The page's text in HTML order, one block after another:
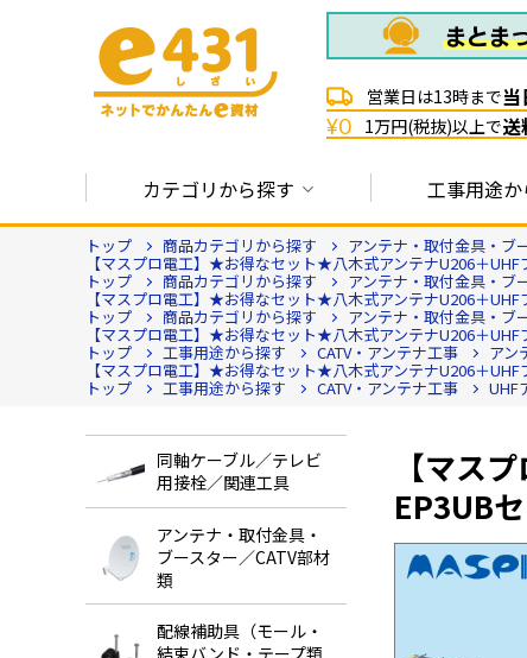
営業日は13時まで当
¥0 1万円(税抜)以上で送
カテゴリから探す 工事用途
トップ 商品カテゴリから探す アンテナ・取付金具・ブ
【マスプロ電工】★お得なセット★八木式アンテナU206＋UHF
トップ 商品カテゴリから探す アンテナ・取付金具・ブ
【マスプロ電工】★お得なセット★八木式アンテナU206＋UHF
トップ 商品カテゴリから探す アンテナ・取付金具・ブ
【マスプロ電工】★お得なセット★八木式アンテナU206＋UHF
トップ 工事用途から探す CATV・アンテナ工事 アン
【マスプロ電工】★お得なセット★八木式アンテナU206＋UHF
トップ 工事用途から探す CATV・アンテナ工事 UHF
同軸ケーブル／テレビ
用接栓／関連工具
アンテナ・取付金具・
ブースター／CATV部材
類
配線補助具（モール・
結束バンド・テープ類
【マス
EP3UB